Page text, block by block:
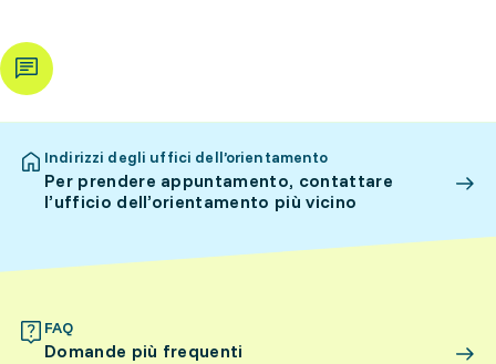
Indirizzi degli uffici dell’orientamento
Per prendere appuntamento, contattare
l’ufficio dell’orientamento più vicino
FAQ
Domande più frequenti